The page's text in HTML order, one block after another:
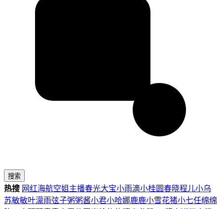
搜索
热搜 网红海航空姐 主播春光大宝小雨滴小桂圆春晓程儿小乌
苏敏敏叶濛雨弦子粥粥酱小君小哈娜鹿鹿小雪花猪小七任绵绵